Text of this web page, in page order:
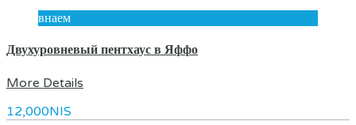
внаем
Двухуровневый пентхаус в Яффо
More Details
12,000NIS